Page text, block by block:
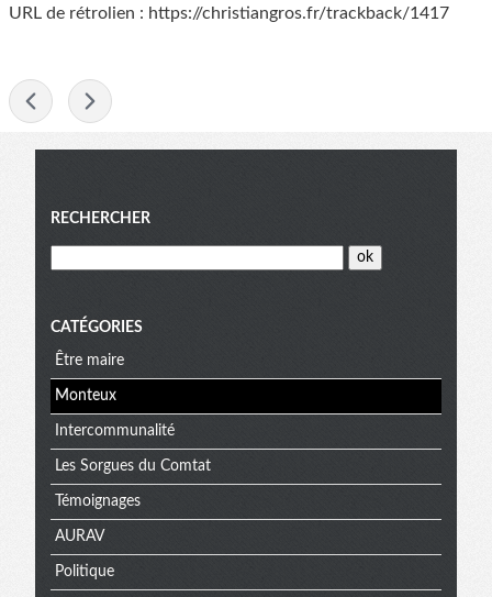
URL de rétrolien : https://christiangros.fr/trackback/1417
Menu
RECHERCHER
CATÉGORIES
Être maire
Monteux
Intercommunalité
Les Sorgues du Comtat
Témoignages
AURAV
Politique